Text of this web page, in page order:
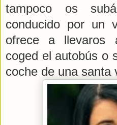
tampoco os
conducido por un
ofrece a llevaros
coged el autobús o
coche de una santa